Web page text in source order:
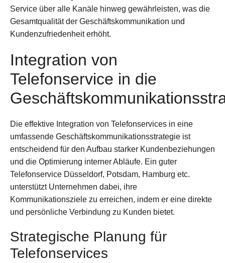
Service über alle Kanäle hinweg gewährleisten, was die
Gesamtqualität der Geschäftskommunikation und
Kundenzufriedenheit erhöht.
Integration von
Telefonservice in die
Die effektive Integration von Telefonservices in eine
umfassende Geschäftskommunikationsstrategie ist
entscheidend für den Aufbau starker Kundenbeziehungen
und die Optimierung interner Abläufe. Ein guter
Telefonservice Düsseldorf, Potsdam, Hamburg etc.
unterstützt Unternehmen dabei, ihre
Kommunikationsziele zu erreichen, indem er eine direkte
und persönliche Verbindung zu Kunden bietet.
Strategische Planung für
Telefonservices